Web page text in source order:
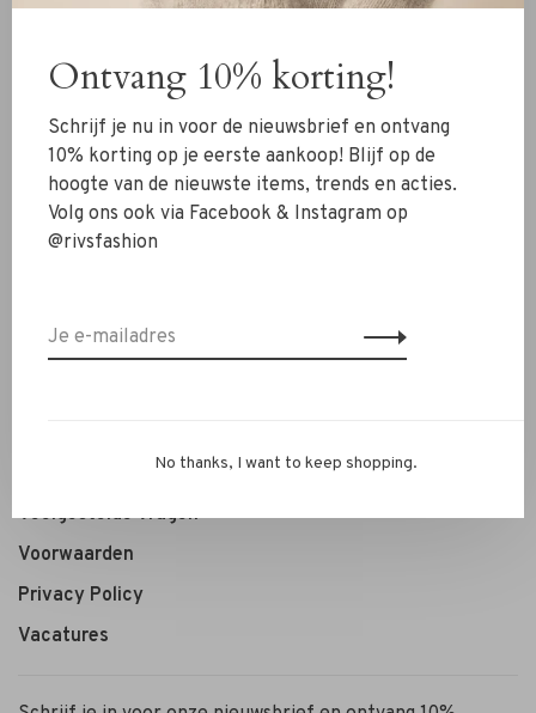
Schoenen
Sieraden
Accessoires
SALE
Contact
Personal Styling / Private Shopping
Veelgestelde vragen
Voorwaarden
Privacy Policy
Vacatures
Ontvang 10% korting!
Schrijf je nu in voor de nieuwsbrief en ontvang
10% korting op je eerste aankoop! Blijf op de
hoogte van de nieuwste items, trends en acties.
Volg ons ook via Facebook & Instagram op
@rivsfashion
No thanks, I want to keep shopping.